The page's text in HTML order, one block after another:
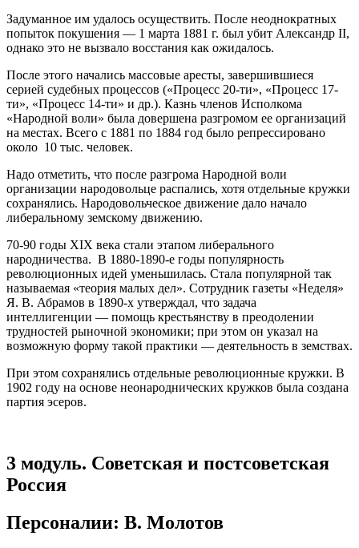
Задуманное им удалось осуществить. После неоднократных
попыток покушения — 1 марта 1881 г. был убит Александр II,
однако это не вызвало восстания как ожидалось.
После этого начались массовые аресты, завершившиеся
серией судебных процессов («Процесс 20-ти», «Процесс 17-
ти», «Процесс 14-ти» и др.). Казнь членов Исполкома
«Народной воли» была довершена разгромом ее организаций
на местах. Всего с 1881 по 1884 год было репрессировано
около 10 тыс. человек.
Надо отметить, что после разгрома Народной воли
организации народовольце распались, хотя отдельные кружки
сохранялись. Народовольческое движение дало начало
либеральному земскому движению.
70-90 годы XIX века стали этапом либерального
народничества. В 1880-1890-е годы популярность
революционных идей уменьшилась. Стала популярной так
называемая «теория малых дел». Сотрудник газеты «Неделя»
Я. В. Абрамов в 1890-х утверждал, что задача
интеллигенции — помощь крестьянству в преодолении
трудностей рыночной экономики; при этом он указал на
возможную форму такой практики — деятельность в земствах.
При этом сохранялись отдельные революционные кружки. В
1902 году на основе неонароднических кружков была создана
партия эсеров.
3 модуль. Советская и постсоветская
Россия
Персоналии: В. Молотов